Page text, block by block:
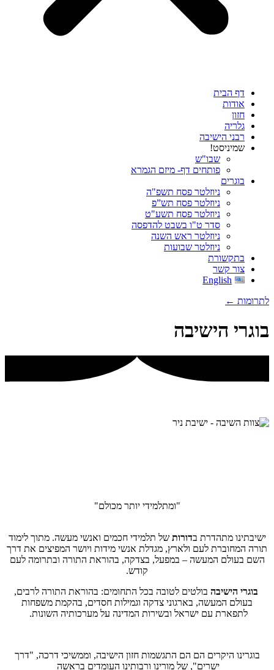
דף הבית
אודות
חזון
גלריה
רבני הישיבה
שמיניסט!
שבו"ש
פותחים דף- מיזם הגמרא
בוגרים
ניוזלטר פסח תשפ"ה
ניוזלטר פסח תש”פ
ניוזלטר פסח תשע"ט
סדר ט"ו בשבט להדפסה
ניוזלטר ראש השנה
ניוזלטר שבועות
בתקשורת
צור קשר
English
לתרומות ←
בוגרי הישיבה
"ומתלמידי יותר מכולם"
ישיבתינו מתהדרת בדורותשל תלמידי חכמים ואנשי מעשה. מתוך לימוד
תורה המחוברת לעם ולארץ, מגדלת אנשי מידות ויושר המפיצים את דרך
השם בעולם המעשה – במפעל, בצדקה, בהוראת התורה ובתרומה לעם
קודש.
בוגרי הישיבה בולטים לטובה בכל התחומים: בהוראת התורה לרבים,
בעולם המעשה, בארגוני צדקה וגמילות חסדים, בהקמת משפחות
לתפארת עם ישראל ובשירות המדינה על מערכותיה השונות.
בוגרינו היקרים הם הם התגשמות חזון הישיבה, וממשיכי דרכה, "דרך
ישרים", של מורינו ורבותינו העומדים בראשה